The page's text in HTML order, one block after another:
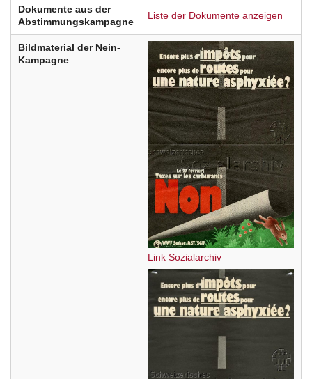
Dokumente aus der
Abstimmungskampagne
Liste der Dokumente anzeigen
Bildmaterial der Nein-
Kampagne
Link Sozialarchiv